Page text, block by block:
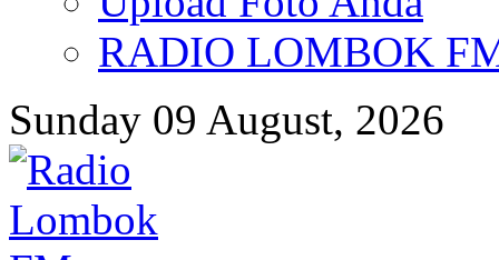
RADIO LOMBOK
Sunday 09 August, 2026